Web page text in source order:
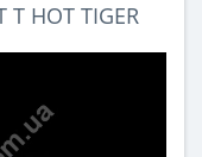
T HOT TIGER